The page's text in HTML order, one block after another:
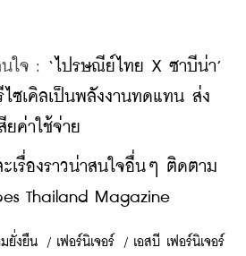
ใจ : ‘ไปรษณีย์ไทย X ซาบีน่า’
ไซเคิลเป็นพลังงานทดแทน ส่ง
ยค่าใช้จ่าย
เรื่องราวน่าสนใจอื่นๆ ติดตาม
Thailand Magazine
มยั่งยืน / เฟอร์นิเจอร์ / เอสบี เฟอร์นิเจอร์